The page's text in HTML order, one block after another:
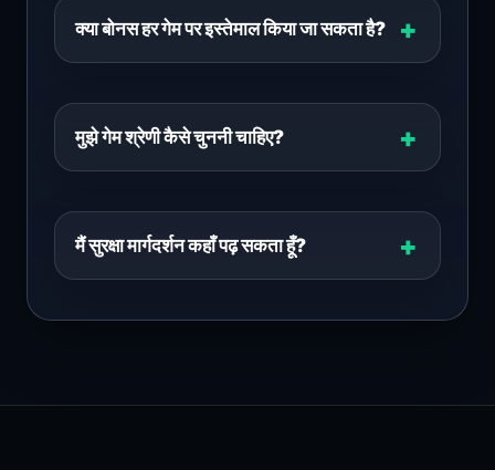
क्या बोनस हर गेम पर इस्तेमाल किया जा सकता है?
मुझे गेम श्रेणी कैसे चुननी चाहिए?
मैं सुरक्षा मार्गदर्शन कहाँ पढ़ सकता हूँ?